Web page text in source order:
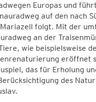
Europas und
auf den nach
folgt. Mit der
an der
wie beispielsweise
eröffnet
das für Erholung
des